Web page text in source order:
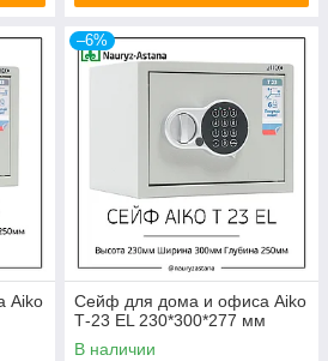
Aiko
–6%
Сейф для дома и офиса Aiko
Т-23 EL 230*300*277 мм
В наличии